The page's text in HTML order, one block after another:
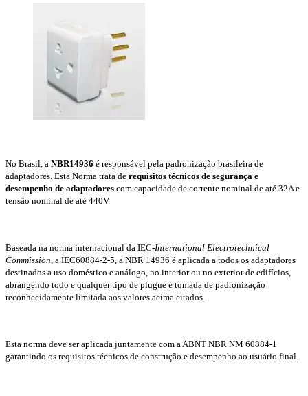
No Brasil, a NBR14936 é responsável pela padronização brasileira de
adaptadores. Esta Norma trata de requisitos técnicos de segurança e
desempenho de adaptadores com capacidade de corrente nominal de até 32A e
tensão nominal de até 440V.
Baseada na norma internacional da IEC-International Electrotechnical
Commission , a IEC60884-2-5, a NBR 14936 é aplicada a todos os adaptadores
destinados a uso doméstico e análogo, no interior ou no exterior de edifícios,
abrangendo todo e qualquer tipo de plugue e tomada de padronização
reconhecidamente limitada aos valores acima citados.
Esta norma deve ser aplicada juntamente com a ABNT NBR NM 60884-1
garantindo os requisitos técnicos de construção e desempenho ao usuário final.